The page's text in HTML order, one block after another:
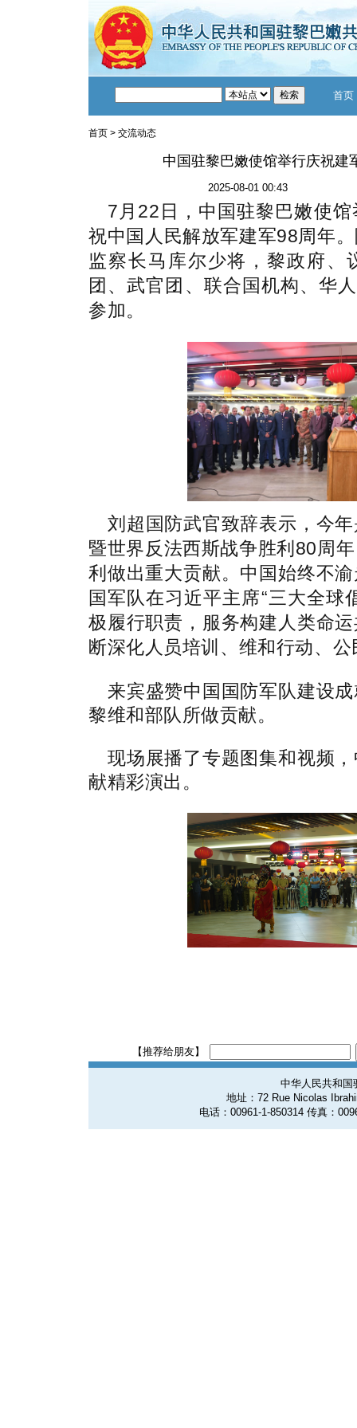
首页
首页 > 交流动态
中国驻黎巴嫩使馆举行庆祝建
2025-08-01 00:43
7月22日，中国驻黎巴嫩使
祝中国人民解放军建军98周年
监察长马库尔少将，黎政府、
团、武官团、联合国机构、华
参加。
刘超国防武官致辞表示，今
暨世界反法西斯战争胜利80周
利做出重大贡献。中国始终不
国军队在习近平主席“三大全球
极履行职责，服务构建人类命
断深化人员培训、维和行动、
来宾盛赞中国国防军队建设
黎维和部队所做贡献。
现场展播了专题图集和视频
献精彩演出。
【推荐给朋友】
中华人民共和国
地址：72 Rue Nicolas
电话：00961-1-850314 传真：